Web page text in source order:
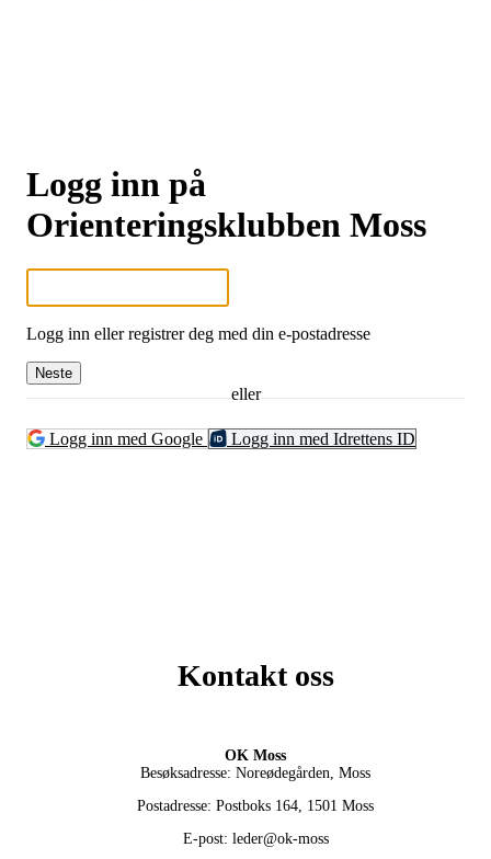
Logg inn på
Orienteringsklubben Moss
Logg inn eller registrer deg med din e-postadresse
Neste
eller
Logg inn med Google Logg inn med Idrettens ID
Kontakt oss
OK Moss
Besøksadresse: Noreødegården, Moss
Postadresse: Postboks 164, 1501 Moss
E-post: leder@ok-moss